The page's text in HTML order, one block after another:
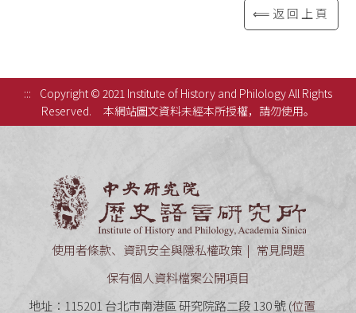
⟸返回上頁
:::
Copyright © 2021 Institute of History and Philology All Rights
Reserved.
本網站圖文資料未經本所授權，請勿使用。
使用者條款、資訊安全與隱私權政策
常見問題
保有個人資料檔案公開項目
地址：115201 台北市南港區 研究院路二段 130 號 (位置